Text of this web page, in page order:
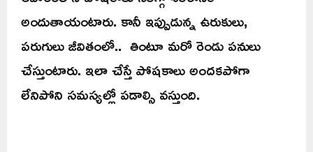
అందుతాయంటారు. కానీ ఇప్పుడున్న ఉరుకులు,
పరుగులు జీవితంలో.. తింటూ మరో రెండు పనులు
చేస్తుంటారు. ఇలా చేస్తే పోషకాలు అందకపోగా
లేనిపోని సమస్యల్లో పడాల్సి వస్తుంది.